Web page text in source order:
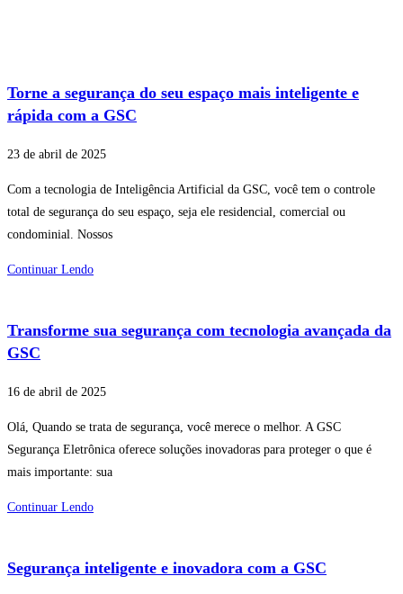
Torne a segurança do seu espaço mais inteligente e
rápida com a GSC
23 de abril de 2025
Com a tecnologia de Inteligência Artificial da GSC, você tem o controle
total de segurança do seu espaço, seja ele residencial, comercial ou
condominial. Nossos
Continuar Lendo
Transforme sua segurança com tecnologia avançada da
GSC
16 de abril de 2025
Olá, Quando se trata de segurança, você merece o melhor. A GSC
Segurança Eletrônica oferece soluções inovadoras para proteger o que é
mais importante: sua
Continuar Lendo
Segurança inteligente e inovadora com a GSC